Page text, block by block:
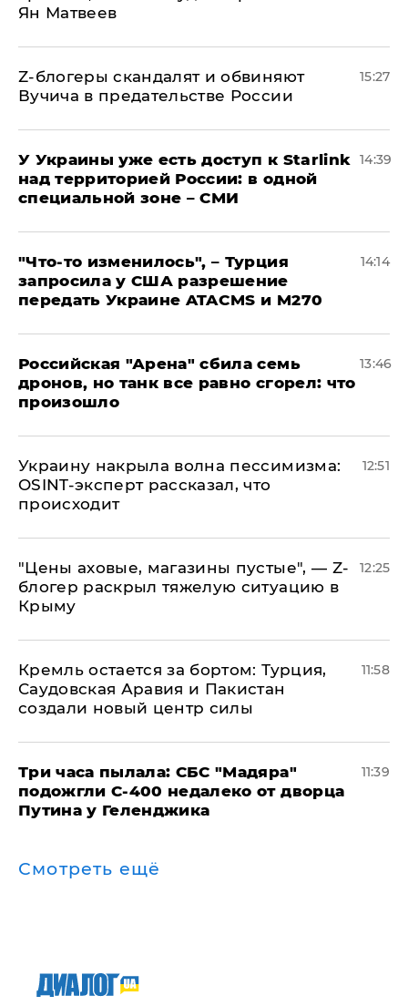
Ян Матвеев
Z-блогеры скандалят и обвиняют
Вучича в предательстве России
15:27
У Украины уже есть доступ к Starlink
над территорией России: в одной
специальной зоне – СМИ
14:39
​"Что-то изменилось", – Турция
запросила у США разрешение
передать Украине ATACMS и M270
14:14
​Российская "Арена" сбила семь
дронов, но танк все равно сгорел: что
произошло
13:46
​Украину накрыла волна пессимизма:
OSINT-эксперт рассказал, что
происходит
12:51
​"Цены аховые, магазины пустые", — Z-
блогер раскрыл тяжелую ситуацию в
Крыму
12:25
​Кремль остается за бортом: Турция,
Саудовская Аравия и Пакистан
создали новый центр силы
11:58
Три часа пылала: СБС "Мадяра"
подожгли С-400 недалеко от дворца
Путина у Геленджика
11:39
Смотреть ещё